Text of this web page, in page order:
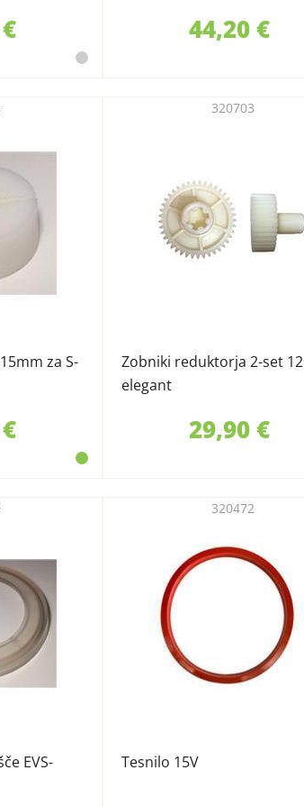
44,20 €
za S-
Zobniki reduktorja 2-set 12
elegant
320703
29,90 €
EVS-
Tesnilo 15V
320472